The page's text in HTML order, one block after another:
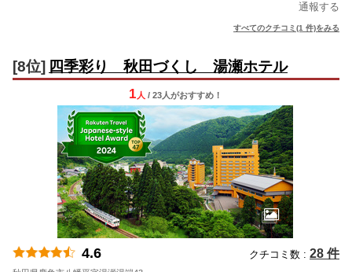
通報する
すべてのクチコミ(1 件)をみる
[8位] 四季彩り 秋田づくし 湯瀬ホテル
1 人 / 23人がおすすめ！
4.6 クチコミ数 : 28 件